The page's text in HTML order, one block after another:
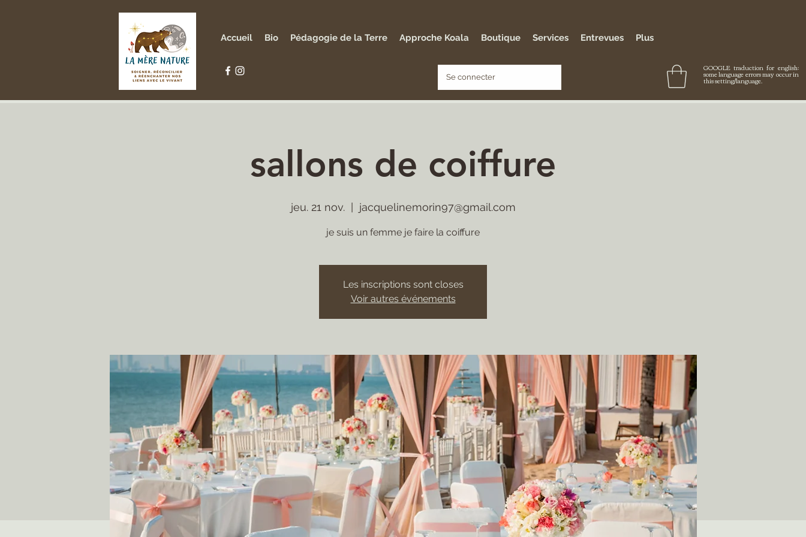
Se connecter
Accueil Bio Pédagogie de la Terre Approche Koala Boutique Services Entrevues Plus
GOOGLE traduction for english:
some language errors may occur in
this setting/language.
sallons de coiffure
jeu. 21 nov.
  |
jacquelinemorin97@gmail.com
je suis un femme je faire la coiffure
Les inscriptions sont closes
Voir autres événements